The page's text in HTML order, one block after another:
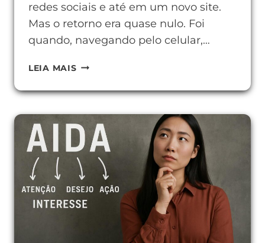
redes sociais e até em um novo site.
Mas o retorno era quase nulo. Foi
quando, navegando pelo celular,…
LEIA MAISUSAR
EMPRESA
EM
2025
COMPENSA?
VEJA
COMO